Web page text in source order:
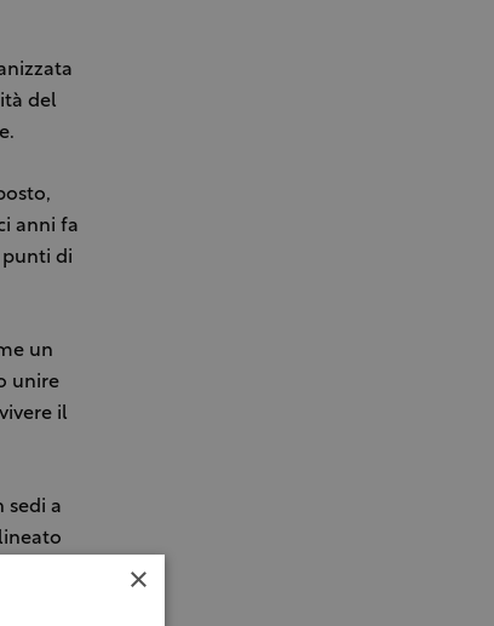
del
anni fa
punti di
un
unire
il
sedi a
al mondo
×